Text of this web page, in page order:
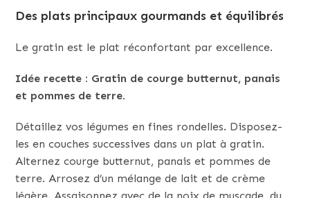
Des plats principaux gourmands et équilibrés
Le gratin est le plat réconfortant par excellence.
Idée recette : Gratin de courge butternut, panais
et pommes de terre.
Détaillez vos légumes en fines rondelles. Disposez-
les en couches successives dans un plat à gratin.
Alternez courge butternut, panais et pommes de
terre. Arrosez d’un mélange de lait et de crème